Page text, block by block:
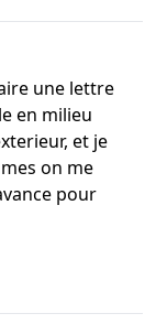
une lettre
en milieu
et je
on me
pour